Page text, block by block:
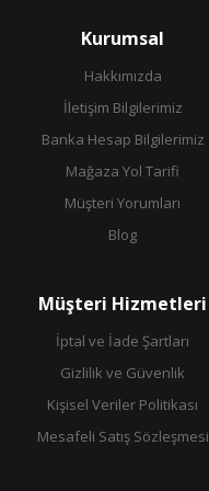
Kurumsal
Hakkımızda
İletişim Bilgilerimiz
Banka Hesap Bilgilerimiz
Mağaza Yol Tarifi
Müşteri Yorumları
Blog
Müşteri Hizmetleri
İptal ve İade Şartları
Gizlilik ve Güvenlik
Kişisel Veriler Politikası
Mesafeli Satış Sözleşmesi